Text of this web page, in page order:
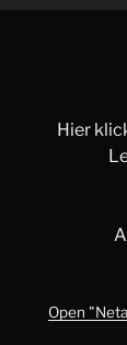
Hier
Open